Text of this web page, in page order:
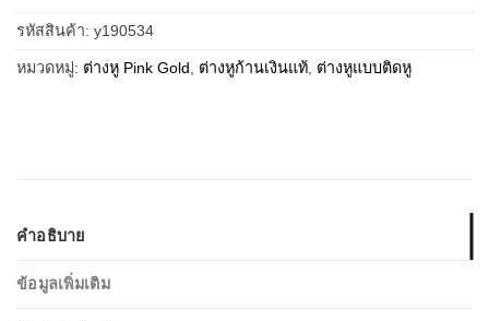
รหัสสินค้า: y190534
หมวดหมู่: ต่างหู Pink Gold ต่างหูก้านเงินแท้ ต่างหูแบบติดหู
คำอธิบาย
ข้อมูลเพิ่มเติม